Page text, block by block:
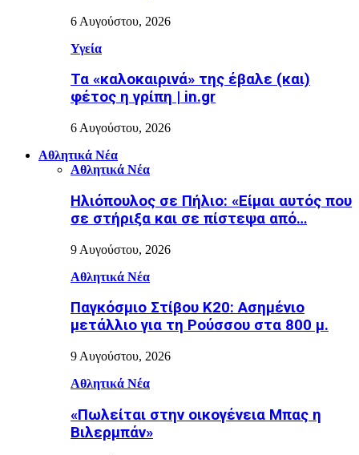
6 Αυγούστου, 2026
Υγεία
Τα «καλοκαιρινά» της έβαλε (και)
φέτος η γρίπη | in.gr
6 Αυγούστου, 2026
Αθλητικά Νέα
Αθλητικά Νέα
Ηλιόπουλος σε Πήλιο: «Είμαι αυτός που
σε στήριξα και σε πίστεψα από…
9 Αυγούστου, 2026
Αθλητικά Νέα
Παγκόσμιο Στίβου Κ20: Ασημένιο
μετάλλιο για τη Ρούσσου στα 800 μ.
9 Αυγούστου, 2026
Αθλητικά Νέα
«Πωλείται στην οικογένεια Μπας η
Βιλερμπάν»